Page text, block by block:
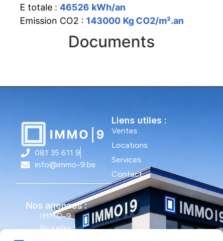
E totale : 46526 kWh/an
Emission CO2 : 143000 Kg CO2/m².an
Documents
081 35 611 9
info@immo-9.be
Nos agences :
IMMO-9
Bruxelles |
Liens utiles :
Ventes
Locations
Services
Contact